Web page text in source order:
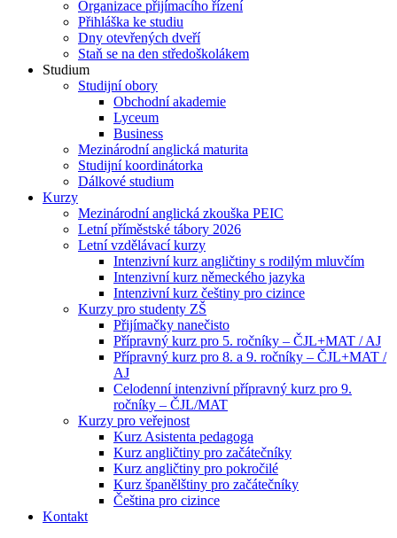
Organizace přijímacího řízení
Přihláška ke studiu
Dny otevřených dveří
Staň se na den středoškolákem
Studium
Studijní obory
Obchodní akademie
Lyceum
Business
Mezinárodní anglická maturita
Studijní koordinátorka
Dálkové studium
Kurzy
Mezinárodní anglická zkouška PEIC
Letní příměstské tábory 2026
Letní vzdělávací kurzy
Intenzivní kurz angličtiny s rodilým mluvčím
Intenzivní kurz německého jazyka
Intenzivní kurz češtiny pro cizince
Kurzy pro studenty ZŠ
Přijímačky nanečisto
Přípravný kurz pro 5. ročníky – ČJL+MAT / AJ
Přípravný kurz pro 8. a 9. ročníky – ČJL+MAT /
AJ
Celodenní intenzivní přípravný kurz pro 9.
ročníky – ČJL/MAT
Kurzy pro veřejnost
Kurz Asistenta pedagoga
Kurz angličtiny pro začátečníky
Kurz angličtiny pro pokročilé
Kurz španělštiny pro začátečníky
Čeština pro cizince
Kontakt